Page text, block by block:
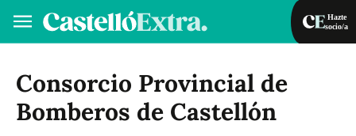
Hazte
socio/a
VA ES
Consorcio Provincial de
Bomberos de Castellón